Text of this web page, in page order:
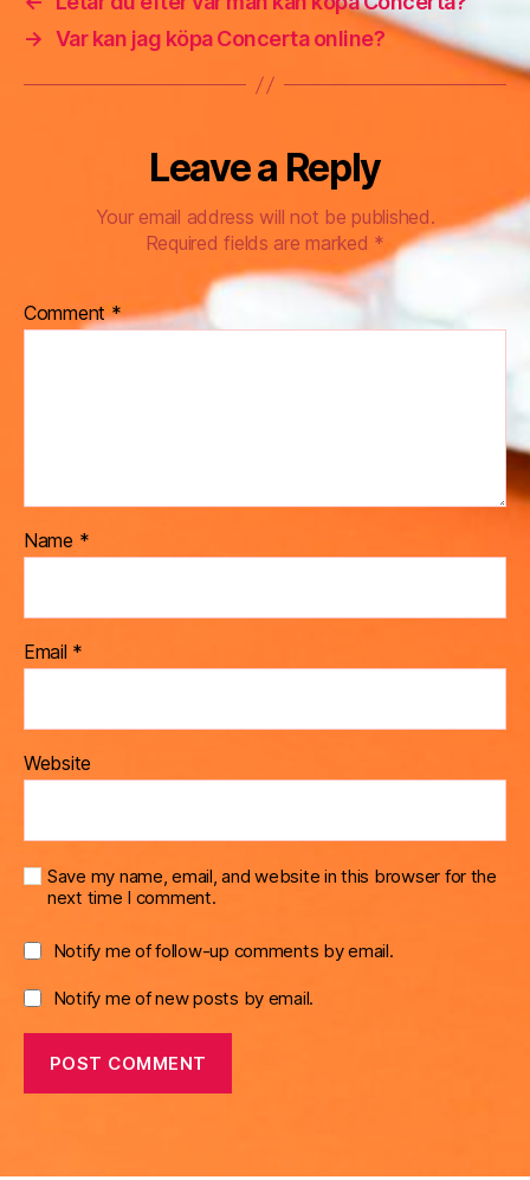
→ Var kan jag köpa Concerta online?
Leave a Reply
Your email address will not be published.
Required fields are marked *
Comment*
Name *
Email *
Website
Save my name, email, and website in this browser for the
next time I comment.
Notify me of follow-up comments by email.
Notify me of new posts by email.